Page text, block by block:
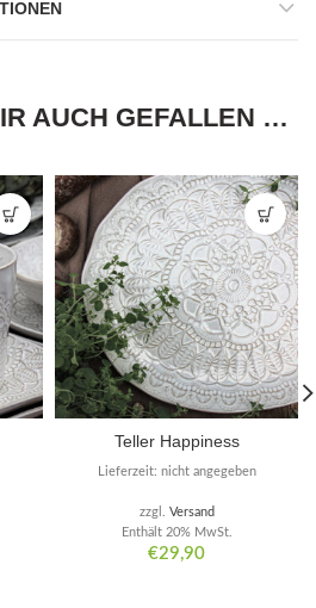
AUCH GEFALLEN …
Teller Happiness
€29,90
Enthält 20% MwSt.
zzgl. Versand
Lieferzeit: nicht angegeben